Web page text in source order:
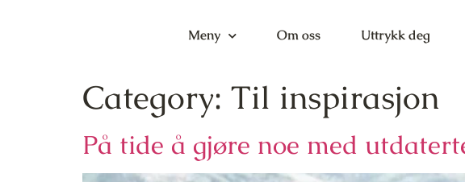
Meny Om oss Uttrykk deg
Category: Til inspirasjon
På tide å gjøre noe med